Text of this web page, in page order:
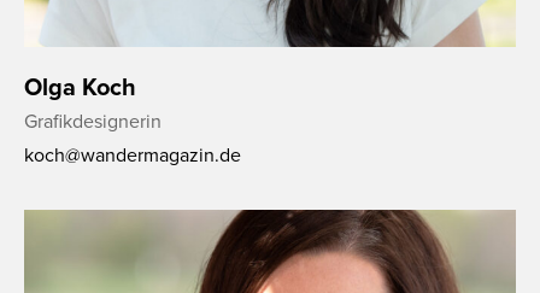
Olga Koch
Grafikdesignerin
koch@wandermagazin.de